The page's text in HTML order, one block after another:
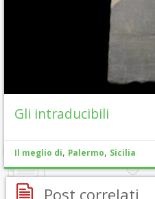
Gli intraducibili
Il meglio di, Palermo, Sicilia
Post correlati